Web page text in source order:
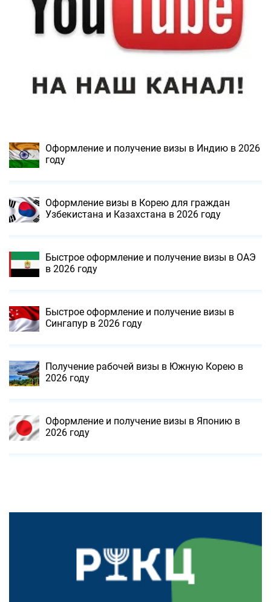
Оформление и получение визы в Индию в 2026
году
Оформление визы в Корею для граждан
Узбекистана и Казахстана в 2026 году
Быстрое оформление и получение визы в ОАЭ
в 2026 году
Быстрое оформление и получение визы в
Сингапур в 2026 году
Получение рабочей визы в Южную Корею в
2026 году
Оформление и получение визы в Японию в
2026 году